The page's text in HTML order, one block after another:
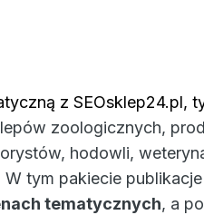
z SEOsklep24.pl,
zoologicznych,
hodowli,
W tym pakiecie
tematycznych, a